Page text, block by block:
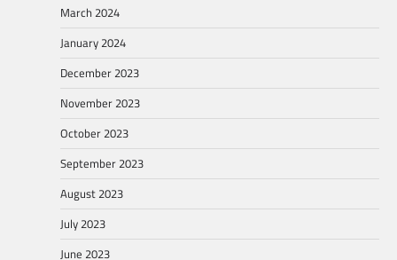
March 2024
January 2024
December 2023
November 2023
October 2023
September 2023
August 2023
July 2023
June 2023